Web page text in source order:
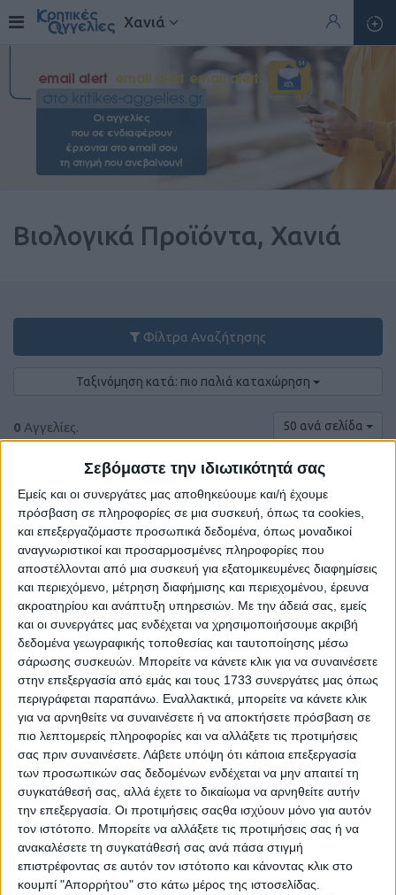
Σεβόμαστε την ιδιωτικότητά σας
Εμείς και οι συνεργάτες μας αποθηκεύουμε και/ή έχουμε
πρόσβαση σε πληροφορίες σε μια συσκευή, όπως τα cookies,
και επεξεργαζόμαστε προσωπικά δεδομένα, όπως μοναδικοί
αναγνωριστικοί και προσαρμοσμένες πληροφορίες που
αποστέλλονται από μια συσκευή για εξατομικευμένες διαφημίσεις
και περιεχόμενο, μέτρηση διαφήμισης και περιεχομένου, έρευνα
ακροατηρίου και ανάπτυξη υπηρεσιών. Με την άδειά σας, εμείς
και οι συνεργάτες μας ενδέχεται να χρησιμοποιήσουμε ακριβή
δεδομένα γεωγραφικής τοποθεσίας και ταυτοποίησης μέσω
σάρωσης συσκευών. Μπορείτε να κάνετε κλικ για να συναινέσετε
στην επεξεργασία από εμάς και τους 1733 συνεργάτες μας όπως
περιγράφεται παραπάνω. Εναλλακτικά, μπορείτε να κάνετε κλικ
για να αρνηθείτε να συναινέσετε ή να αποκτήσετε πρόσβαση σε
πιο λεπτομερείς πληροφορίες και να αλλάξετε τις προτιμήσεις
σας πριν συναινέσετε. Λάβετε υπόψη ότι κάποια επεξεργασία
των προσωπικών σας δεδομένων ενδέχεται να μην απαιτεί τη
συγκατάθεσή σας, αλλά έχετε το δικαίωμα να αρνηθείτε αυτήν
την επεξεργασία. Οι προτιμήσεις σαςθα ισχύουν μόνο για αυτόν
τον ιστότοπο. Μπορείτε να αλλάξετε τις προτιμήσεις σας ή να
ανακαλέσετε τη συγκατάθεσή σας ανά πάσα στιγμή
επιστρέφοντας σε αυτόν τον ιστότοπο και κάνοντας κλικ στο
κουμπί "Απορρήτου" στο κάτω μέρος της ιστοσελίδας.
Χανιά
Βιολογικά Προϊόντα, Χανιά
Φίλτρα Αναζήτησης
Ταξινόμηση κατά: πιο παλιά καταχώρηση
0 Αγγελίες. 50 ανά σελίδα
Δε βρέθηκαν αγγελίες σύμφωνα με τα
κριτήρια αναζήτησής σας.
Δοκιμάστε να καθαρίσετε όλα τα υπάρχοντα φίλτρα
αναζήτησης.